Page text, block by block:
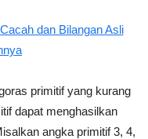
dan Bilangan Asli
primitif yang kurang
dapat menghasilkan
angka primitif 3, 4,